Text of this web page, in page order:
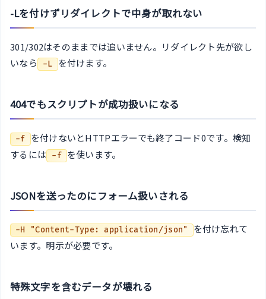
-Lを付けずリダイレクトで中身が取れない
301/302はそのままでは追いません。リダイレクト先が欲し
いなら
-L を付けます。
404でもスクリプトが成功扱いになる
-f
を付けないとHTTPエラーでも終了コード0です。検知
するには
-f を使います。
JSONを送ったのにフォーム扱いされる
-H "Content-Type: application/json"
を付け忘れて
います。明示が必要です。
特殊文字を含むデータが壊れる